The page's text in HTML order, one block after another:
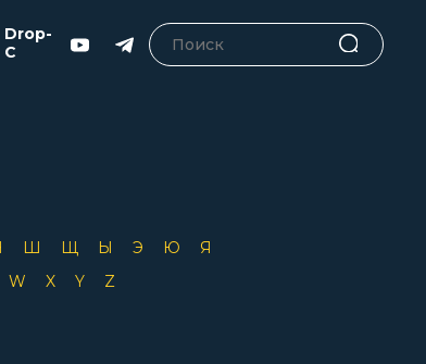
Drop-
C
Ш Щ Ы Э Ю
Я
W X Y Z